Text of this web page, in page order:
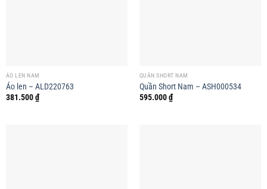
ÁO LEN NAM
Áo len – ALD220763
381.500₫
QUẦN SHORT NAM
Quần Short Nam – ASH000534
595.000₫